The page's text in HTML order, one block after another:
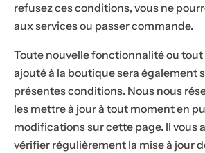
.
.
refusez ces conditions, vous ne
aux services ou passer commande.
Toute nouvelle fonctionnalité ou
ajouté à la boutique sera également
présentes conditions. Nous nous
les mettre à jour à tout moment en
modifications sur cette page. Il vous
vérifier régulièrement la mise à jour